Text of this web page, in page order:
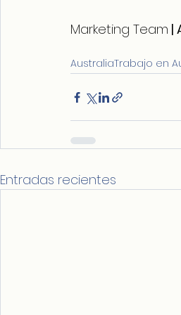
Marketing Team |
AustraliaTrabajo en
Entradas recientes